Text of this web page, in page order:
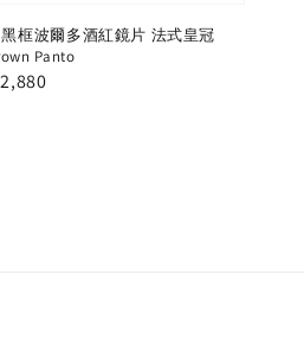
框波爾多酒紅鏡片 法式皇冠
Panto